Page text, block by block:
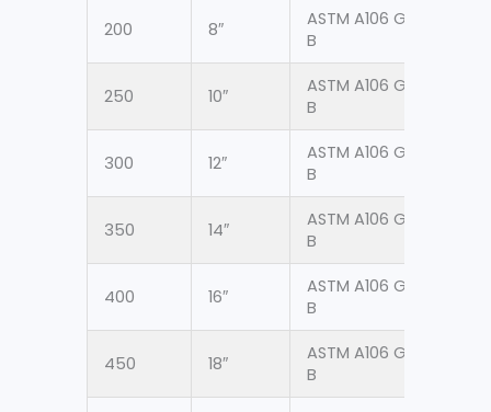
200 8″
ASTM A106 Gr.
B
250 10″
ASTM A106 Gr.
B
300 12″
ASTM A106 Gr.
B
350 14″
ASTM A106 Gr.
B
400 16″
ASTM A106 Gr.
B
450 18″
ASTM A106 Gr.
B